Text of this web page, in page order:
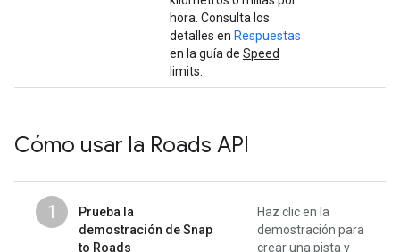
hora. Consulta los
detalles en Respuestas
en la guía de Speed
limits
Cómo usar la Roads API
1
Prueba la
demostración de Snap
to Roads
Haz clic en la
demostración para
crear una pista y